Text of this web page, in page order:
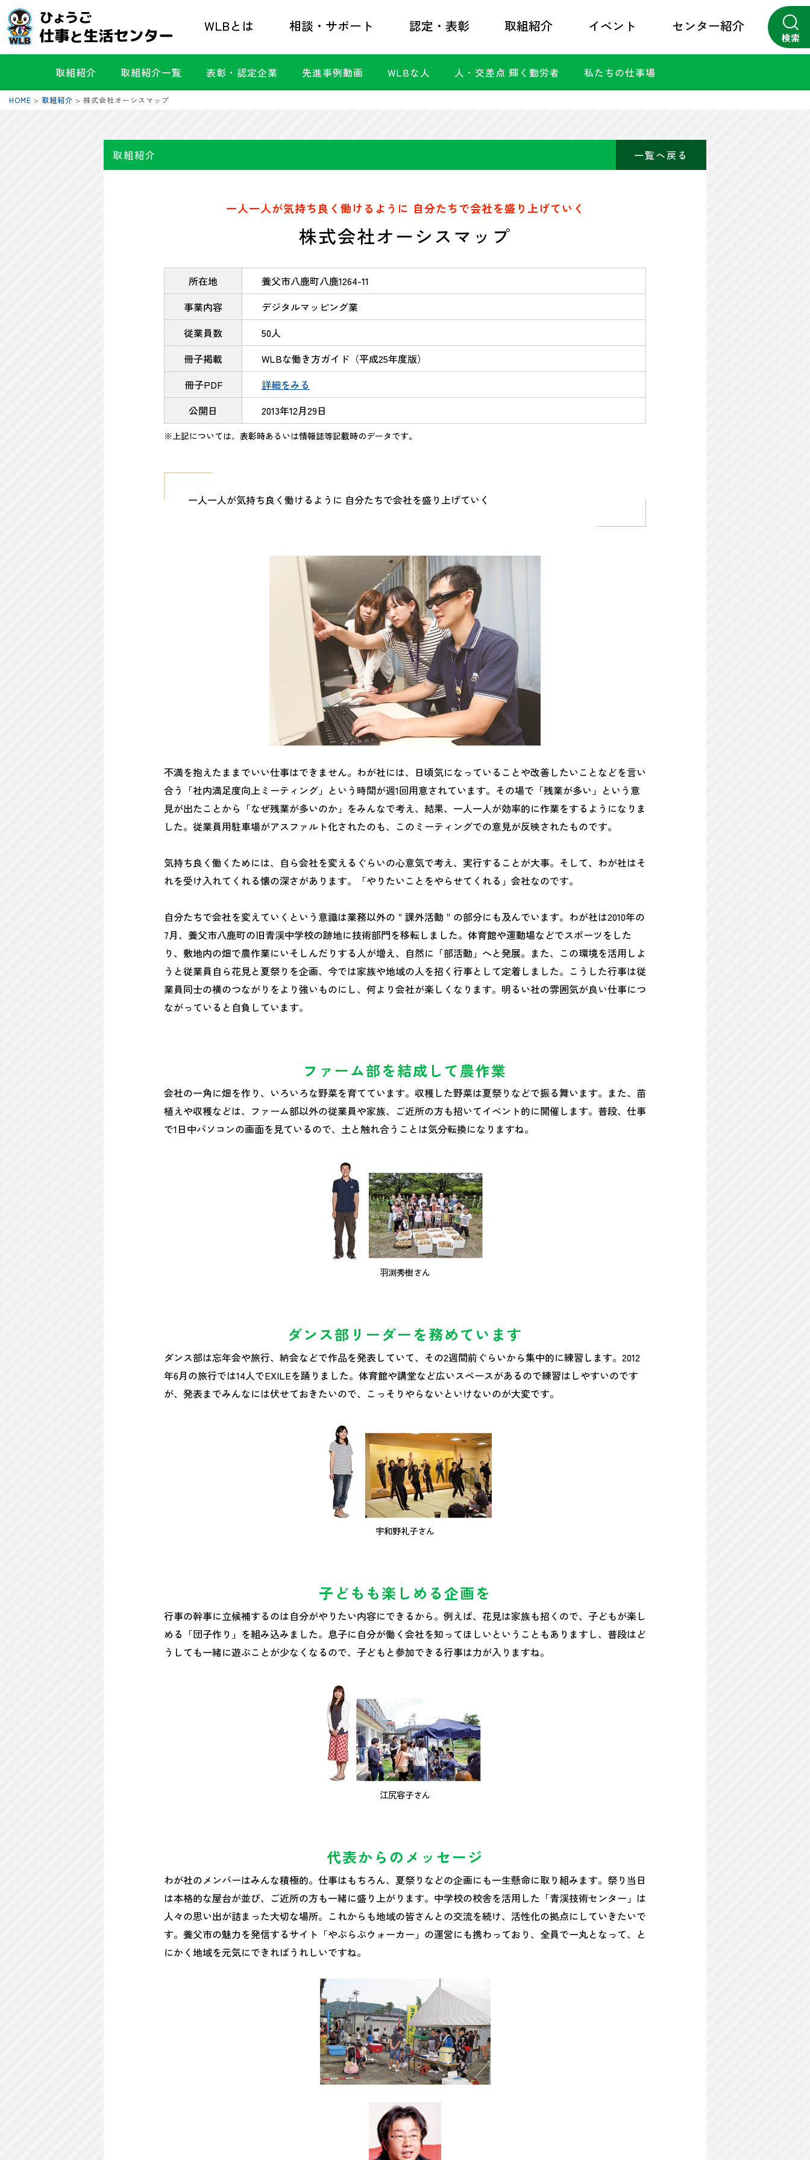
検索
WLBとは 相談・サポート 認定・表彰 取組紹介 イベント センター紹介
取組紹介 取組紹介一覧 表彰・認定企業 先進事例動画 WLBな人 人・交差点 輝く勤労者 私たちの仕事場
HOME > 取組紹介 > 株式会社オーシスマップ
取組紹介 一覧へ戻る
一人一人が気持ち良く働けるように 自分たちで会社を盛り上げていく
株式会社オーシスマップ
所在地
養父市八鹿町八鹿1264-11
事業内容
デジタルマッピング業
従業員数
50人
冊子掲載
WLBな働き方ガイド（平成25年度版）
冊子PDF
詳細をみる
公開日
2013年12月29日
※上記については、表彰時あるいは情報誌等記載時のデータです。
一人一人が気持ち良く働けるように 自分たちで会社を盛り上げていく
不満を抱えたままでいい仕事はできません。わが社には、日頃気になっていることや改善したいことなどを言い
合う「社内満足度向上ミーティング」という時間が週1回用意されています。その場で「残業が多い」という意
見が出たことから「なぜ残業が多いのか」をみんなで考え、結果、一人一人が効率的に作業をするようになりま
した。従業員用駐車場がアスファルト化されたのも、このミーティングでの意見が反映されたものです。
気持ち良く働くためには、自ら会社を変えるぐらいの心意気で考え、実行することが大事。そして、わが社はそ
れを受け入れてくれる懐の深さがあります。「やりたいことをやらせてくれる」会社なのです。
自分たちで会社を変えていくという意識は業務以外の＂課外活動＂の部分にも及んでいます。わが社は2010年の
7月、養父市八鹿町の旧青渓中学校の跡地に技術部門を移転しました。体育館や運動場などでスポーツをした
り、敷地内の畑で農作業にいそしんだりする人が増え、自然に「部活動」へと発展。また、この環境を活用しよ
うと従業員自ら花見と夏祭りを企画、今では家族や地域の人を招く行事として定着しました。こうした行事は従
業員同士の横のつながりをより強いものにし、何より会社が楽しくなります。明るい社の雰囲気が良い仕事につ
ながっていると自負しています。
ファーム部を結成して農作業
会社の一角に畑を作り、いろいろな野菜を育てています。収穫した野菜は夏祭りなどで振る舞います。また、苗
植えや収穫などは、ファーム部以外の従業員や家族、ご近所の方も招いてイベント的に開催します。普段、仕事
で1日中パソコンの画面を見ているので、土と触れ合うことは気分転換になりますね。
羽渕秀樹さん
ダンス部リーダーを務めています
ダンス部は忘年会や旅行、納会などで作品を発表していて、その2週間前ぐらいから集中的に練習します。2012
年6月の旅行では14人でEXILEを踊りました。体育館や講堂など広いスペースがあるので練習はしやすいのです
が、発表までみんなには伏せておきたいので、こっそりやらないといけないのが大変です。
宇和野礼子さん
子どもも楽しめる企画を
行事の幹事に立候補するのは自分がやりたい内容にできるから。例えば、花見は家族も招くので、子どもが楽し
める「団子作り」を組み込みました。息子に自分が働く会社を知ってほしいということもありますし、普段はど
うしても一緒に遊ぶことが少なくなるので、子どもと参加できる行事は力が入りますね。
江尻容子さん
代表からのメッセージ
わが社のメンバーはみんな積極的。仕事はもちろん、夏祭りなどの企画にも一生懸命に取り組みます。祭り当日
は本格的な屋台が並び、ご近所の方も一緒に盛り上がります。中学校の校舎を活用した「青渓技術センター」は
人々の思い出が詰まった大切な場所。これからも地域の皆さんとの交流を続け、活性化の拠点にしていきたいで
す。養父市の魅力を発信するサイト「やぶらぶウォーカー」の運営にも携わっており、全員で一丸となって、と
にかく地域を元気にできればうれしいですね。